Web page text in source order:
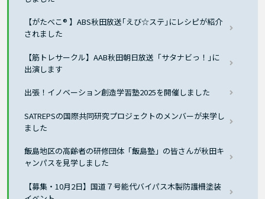
【がたべこ® 】ABS秋田放送｢えび☆ステ｣にレシピが紹介
されました
【筋トレサークル】AAB秋田朝日放送「サタナビっ！｣に
出演します
出張！イノベーション創造学習塾2025を開催しました
SATREPSの国際共同研究プロジェクトのメンバーが来学し
ました
飯島地区の高齢者の研修団体「飯島塾」の皆さんが秋田キ
ャンパスを見学しました
【募集・10月2日】国道７号能代バイパス木製防護柵塗装